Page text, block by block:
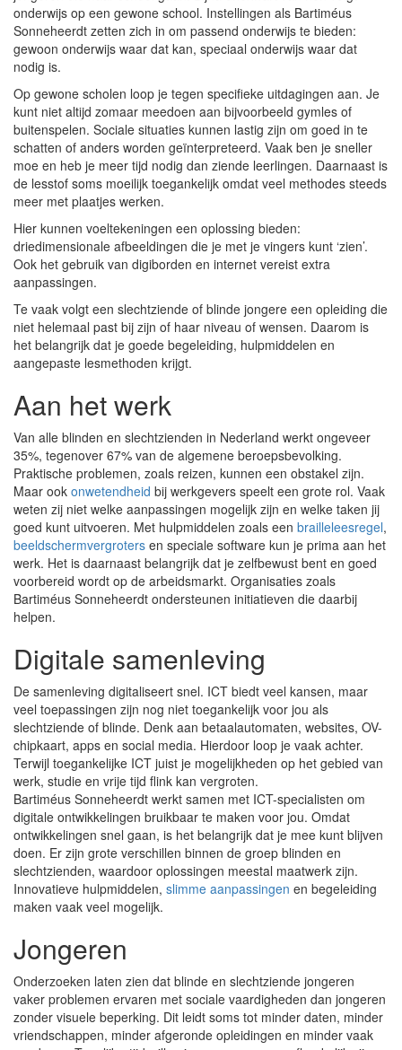
onderwijs op een gewone school. Instellingen als Bartiméus
Sonneheerdt zetten zich in om passend onderwijs te bieden:
gewoon onderwijs waar dat kan, speciaal onderwijs waar dat
nodig is.
Op gewone scholen loop je tegen specifieke uitdagingen aan. Je
kunt niet altijd zomaar meedoen aan bijvoorbeeld gymles of
buitenspelen. Sociale situaties kunnen lastig zijn om goed in te
schatten of anders worden geïnterpreteerd. Vaak ben je sneller
moe en heb je meer tijd nodig dan ziende leerlingen. Daarnaast is
de lesstof soms moeilijk toegankelijk omdat veel methodes steeds
meer met plaatjes werken.
Hier kunnen voeltekeningen een oplossing bieden:
driedimensionale afbeeldingen die je met je vingers kunt ‘zien’.
Ook het gebruik van digiborden en internet vereist extra
aanpassingen.
Te vaak volgt een slechtziende of blinde jongere een opleiding die
niet helemaal past bij zijn of haar niveau of wensen. Daarom is
het belangrijk dat je goede begeleiding, hulpmiddelen en
aangepaste lesmethoden krijgt.
Aan het werk
Van alle blinden en slechtzienden in Nederland werkt ongeveer
35%, tegenover 67% van de algemene beroepsbevolking.
Praktische problemen, zoals reizen, kunnen een obstakel zijn.
Maar ook onwetendheid bij werkgevers speelt een grote rol. Vaak
weten zij niet welke aanpassingen mogelijk zijn en welke taken jij
goed kunt uitvoeren. Met hulpmiddelen zoals een brailleleesregel,
beeldschermvergroters en speciale software kun je prima aan het
werk. Het is daarnaast belangrijk dat je zelfbewust bent en goed
voorbereid wordt op de arbeidsmarkt. Organisaties zoals
Bartiméus Sonneheerdt ondersteunen initiatieven die daarbij
helpen.
Digitale samenleving
De samenleving digitaliseert snel. ICT biedt veel kansen, maar
veel toepassingen zijn nog niet toegankelijk voor jou als
slechtziende of blinde. Denk aan betaalautomaten, websites, OV-
chipkaart, apps en social media. Hierdoor loop je vaak achter.
Terwijl toegankelijke ICT juist je mogelijkheden op het gebied van
werk, studie en vrije tijd flink kan vergroten.
Bartiméus Sonneheerdt werkt samen met ICT-specialisten om
digitale ontwikkelingen bruikbaar te maken voor jou. Omdat
ontwikkelingen snel gaan, is het belangrijk dat je mee kunt blijven
doen. Er zijn grote verschillen binnen de groep blinden en
slechtzienden, waardoor oplossingen meestal maatwerk zijn.
Innovatieve hulpmiddelen, slimme aanpassingen en begeleiding
maken vaak veel mogelijk.
Jongeren
Onderzoeken laten zien dat blinde en slechtziende jongeren
vaker problemen ervaren met sociale vaardigheden dan jongeren
zonder visuele beperking. Dit leidt soms tot minder daten, minder
vriendschappen, minder afgeronde opleidingen en minder vaak